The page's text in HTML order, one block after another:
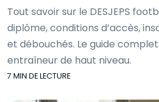
Tout savoir sur le DESJEPS
diplôme, conditions d’accès,
et débouchés. Le guide
entraîneur de haut niveau.
7 MIN DE LECTURE